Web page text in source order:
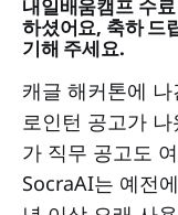
내일배움캠프 수
하셨어요, 축하 드
기해 주세요.
캐글 해커톤에
로인턴 공고가
가 직무 공고도
SocraAI는 예전